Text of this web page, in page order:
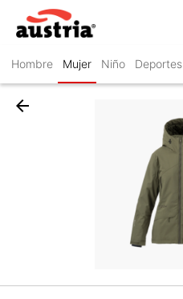
Hombre Mujer Niño Deportes
arrow_back